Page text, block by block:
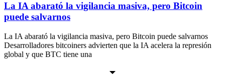
La IA abarató la vigilancia masiva, pero Bitcoin
puede salvarnos
La IA abarató la vigilancia masiva, pero Bitcoin puede salvarnos
Desarrolladores bitcoiners advierten que la IA acelera la represión
global y que BTC tiene una